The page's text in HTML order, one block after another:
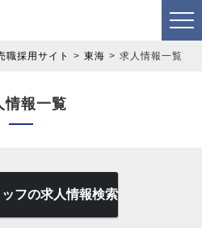
職採用サイト 東海 求人情報一覧
情報一覧
フの求人情報検索